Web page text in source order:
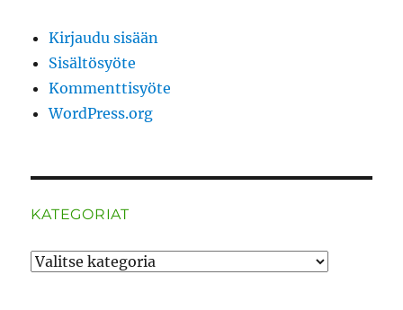
Kirjaudu sisään
Sisältösyöte
Kommenttisyöte
WordPress.org
KATEGORIAT
Kategoriat